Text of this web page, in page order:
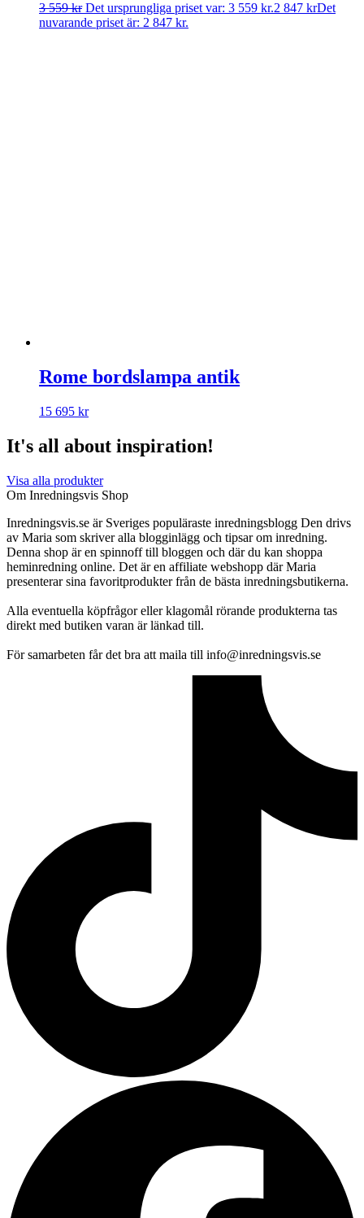
3 559kr Det ursprungliga priset var: 3 559 kr.2 847 krDet
nuvarande priset är: 2 847 kr.
Rome bordslampa antik
15 695 kr
It's all about inspiration!
Visa alla produkter
Om Inredningsvis Shop
Inredningsvis.se är Sveriges populäraste inredningsblogg Den drivs
av Maria som skriver alla blogginlägg och tipsar om inredning.
Denna shop är en spinnoff till bloggen och där du kan shoppa
heminredning online. Det är en affiliate webshopp där Maria
presenterar sina favoritprodukter från de bästa inredningsbutikerna.
Alla eventuella köpfrågor eller klagomål rörande produkterna tas
direkt med butiken varan är länkad till.
För samarbeten får det bra att maila till info@inredningsvis.se